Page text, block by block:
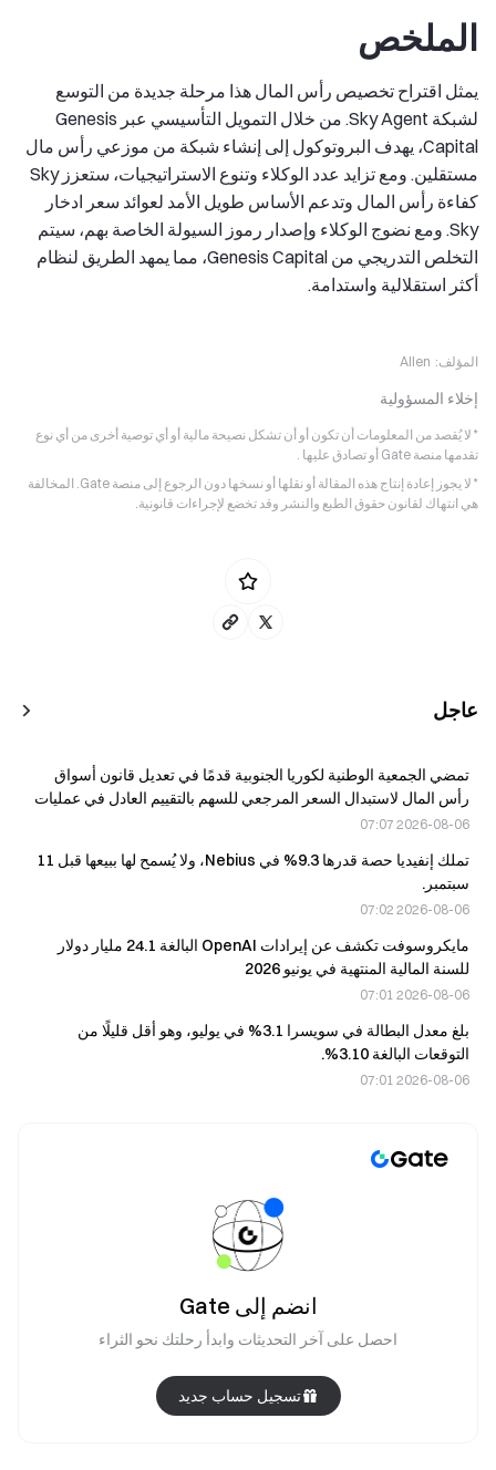
الملخص
يمثل اقتراح تخصيص رأس المال هذا مرحلة جديدة من التوسع
لشبكة Sky Agent. من خلال التمويل التأسيسي عبر Genesis
Capital، يهدف البروتوكول إلى إنشاء شبكة من موزعي رأس مال
مستقلين. ومع تزايد عدد الوكلاء وتنوع الاستراتيجيات، ستعزز Sky
كفاءة رأس المال وتدعم الأساس طويل الأمد لعوائد سعر ادخار
Sky. ومع نضوج الوكلاء وإصدار رموز السيولة الخاصة بهم، سيتم
التخلص التدريجي من Genesis Capital، مما يمهد الطريق لنظام
أكثر استقلالية واستدامة.
المؤلف:
إخلاء المسؤولية
* لا يُقصد من المعلومات أن تكون أو أن تشكل نصيحة مالية أو أي توصية أخرى من أي نوع
تقدمها منصة Gate أو تصادق عليها .
* لا يجوز إعادة إنتاج هذه المقالة أو نقلها أو نسخها دون الرجوع إلى منصة Gate. المخالفة
هي انتهاك لقانون حقوق الطبع والنشر وقد تخضع لإجراءات قانونية.
عاجل
تمضي الجمعية الوطنية لكوريا الجنوبية قدمًا في تعديل قانون أسواق
رأس المال لاستبدال السعر المرجعي للسهم بالتقييم العادل في عمليات
الاندماج.
2026-08-06 07:07
تملك إنفيديا حصة قدرها 9.3% في Nebius، ولا يُسمح لها ببيعها قبل 11
سبتمبر.
2026-08-06 07:02
مايكروسوفت تكشف عن إيرادات OpenAI البالغة 24.1 مليار دولار
للسنة المالية المنتهية في يونيو 2026
2026-08-06 07:01
بلغ معدل البطالة في سويسرا 3.1% في يوليو، وهو أقل قليلًا من
التوقعات البالغة 3.10%.
2026-08-06 07:01
انضم إلى Gate
احصل على آخر التحديثات وابدأ رحلتك نحو الثراء
تسجيل حساب جديد